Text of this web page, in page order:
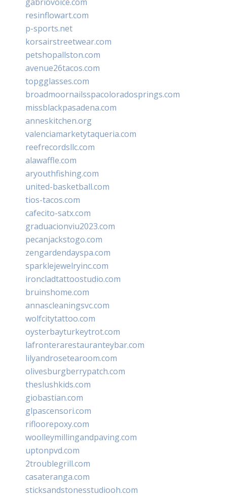
resinflowart.com
p-sports.net
korsairstreetwear.com
petshopallston.com
avenue26tacos.com
topgglasses.com
broadmoornailsspacoloradosprings.com
missblackpasadena.com
anneskitchen.org
valenciamarketytaqueria.com
reefrecordsllc.com
alawaffle.com
aryouthfishing.com
united-basketball.com
tios-tacos.com
cafecito-satx.com
graduacionviu2023.com
pecanjackstogo.com
zengardendayspa.com
sparklejewelryinc.com
ironcladtattoostudio.com
bruinshome.com
annascleaningsvc.com
wolfcitytattoo.com
oysterbayturkeytrot.com
lafronterarestauranteybar.com
lilyandrosetearoom.com
olivesburgberrypatch.com
theslushkids.com
giobastian.com
glpascensori.com
rifloorepoxy.com
woolleymillingandpaving.com
uptonpvd.com
2troublegrill.com
casateranga.com
sticksandstonesstudiooh.com